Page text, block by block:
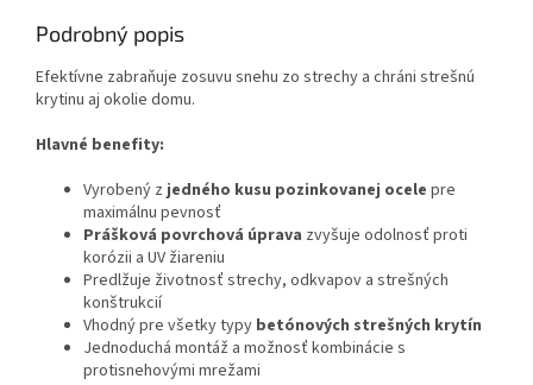
Podrobný popis
Efektívne zabraňuje zosuvu snehu zo strechy a chráni strešnú
krytinu aj okolie domu.
Hlavné benefity:
Vyrobený zjedného kusu pozinkovanej ocele pre
maximálnu pevnosť
Prášková povrchová úprava zvyšuje odolnosť proti
korózii a UV žiareniu
Predlžuje životnosť strechy, odkvapov a strešných
konštrukcií
Vhodný pre všetky typy betónových strešných krytín
Jednoduchá montáž a možnosť kombinácie s
protisnehovými mrežami